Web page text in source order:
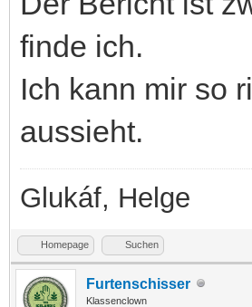
finde ich.
Ich kann mir so
aussieht.
Glukáf, Helge
Homepage Suchen
Furtenschisser
Klassenclown